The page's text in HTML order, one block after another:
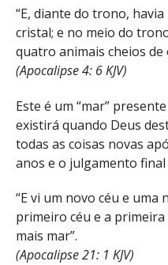
“E, diante do trono,
cristal; e no meio do
quatro animais cheios de
(Apocalipse 4: 6 KJV)
Este é um “mar”
existirá quando Deus
todas as coisas novas
anos e o julgamento final
“E vi um novo céu e
primeiro céu e a
mais mar”.
(Apocalipse 21: 1 KJV)